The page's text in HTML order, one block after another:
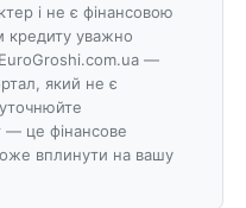
і не є фінансовою
уважно
—
який не є
це фінансове
вплинути на вашу